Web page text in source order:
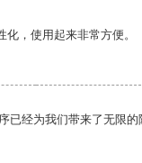
，使用起来非常方便。
已经为我们带来了无限